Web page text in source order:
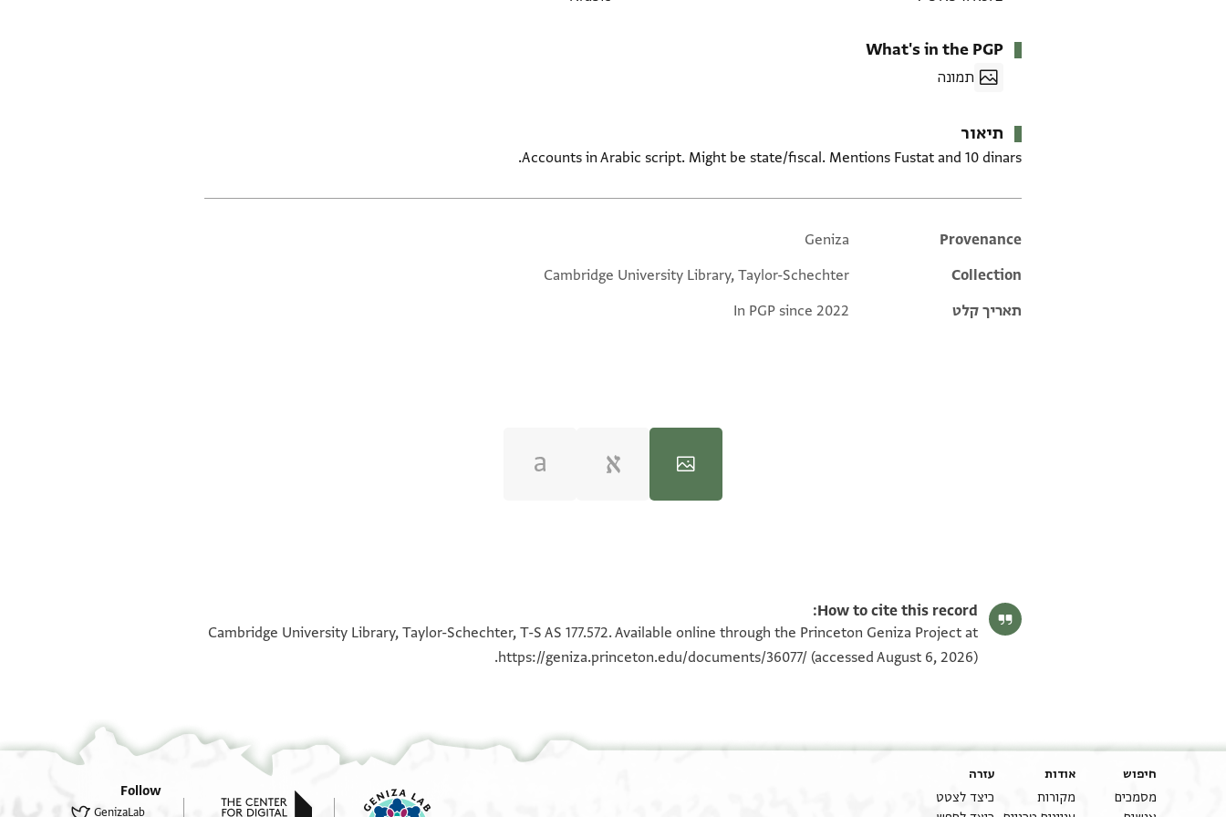
What's in the PGP
תמונה
תיאור
Accounts in Arabic script. Might be state/fiscal. Mentions Fustat and 10 dinars.
Additional metadata
Provenance
Geniza
Collection
Cambridge University Library, Taylor-Schechter
תאריך קלט
In PGP since 2022
100%
100%
How to cite this record:
Cambridge University Library, Taylor-Schechter, T-S AS 177.572. Available online through the Princeton Geniza Project at
https://geniza.princeton.edu/documents/36077/ (accessed August 6, 2026).
חיפוש
מסמכים
אודות
מקורות
עזרה
כיצד לצטט
Follow
GenizaLab